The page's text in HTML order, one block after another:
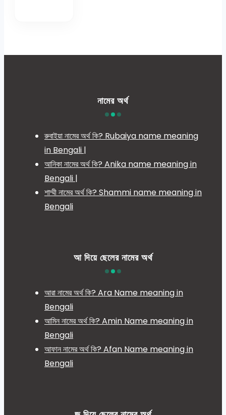
নামের অর্থ
রুবাইয়া নামের অর্থ কি? Rubaiya name meaning
in Bengali |
আনিকা নামের অর্থ কি? Anika name meaning in
Bengali |
শাম্মী নামের অর্থ কি? Shammi name meaning in
Bengali
আ দিয়ে ছেলের নামের অর্থ
আরা নামের অর্থ কি? Ara Name meaning in
Bengali
আমিন নামের অর্থ কি? Amin Name meaning in
Bengali
আফান নামের অর্থ কি? Afan Name meaning in
Bengali